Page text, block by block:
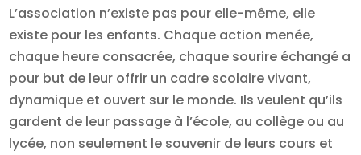
L’association n’existe pas pour elle-même, elle
existe pour les enfants. Chaque action menée,
chaque heure consacrée, chaque sourire échangé a
pour but de leur offrir un cadre scolaire vivant,
dynamique et ouvert sur le monde. Ils veulent qu’ils
gardent de leur passage à l’école, au collège ou au
lycée, non seulement le souvenir de leurs cours et